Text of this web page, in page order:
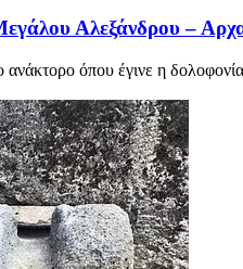
Αλεξάνδρου –
ανάκτορο όπου έγινε η